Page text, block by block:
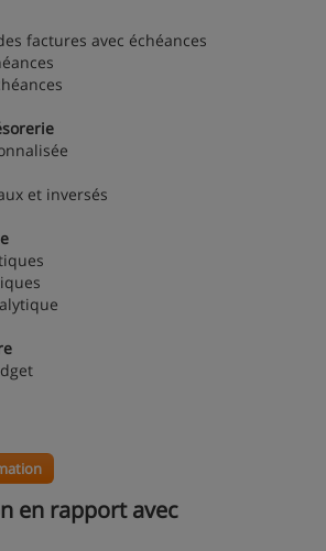
factures avec échéances
et inversés
en rapport avec